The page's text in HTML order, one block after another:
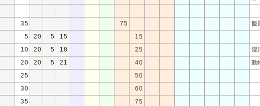
35 75
飯
5 20 5 15
15
10 20 5 18 25
混
20 20 5 21 40
動
25
50
30
60
35
75